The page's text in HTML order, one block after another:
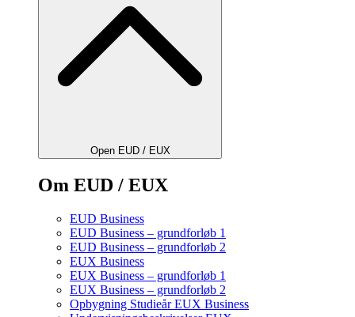
Open EUD / EUX
Om EUD / EUX
EUD Business
EUD Business – grundforløb 1
EUD Business – grundforløb 2
EUX Business
EUX Business – grundforløb 1
EUX Business – grundforløb 2
Opbygning Studieår EUX Business